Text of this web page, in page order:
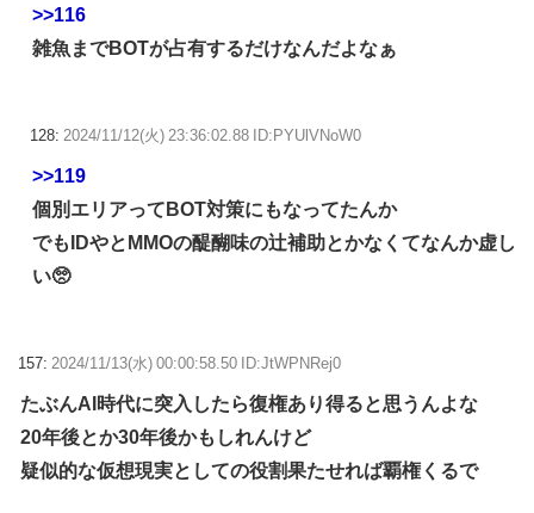
>>116
雑魚までBOTが占有するだけなんだよなぁ
128: 2024/11/12(火) 23:36:02.88 ID:PYUlVNoW0
>>119
個別エリアってBOT対策にもなってたんか
でもIDやとMMOの醍醐味の辻補助とかなくてなんか虚し
い🥺
157: 2024/11/13(水) 00:00:58.50 ID:JtWPNRej0
たぶんAI時代に突入したら復権あり得ると思うんよな
20年後とか30年後かもしれんけど
疑似的な仮想現実としての役割果たせれば覇権くるで